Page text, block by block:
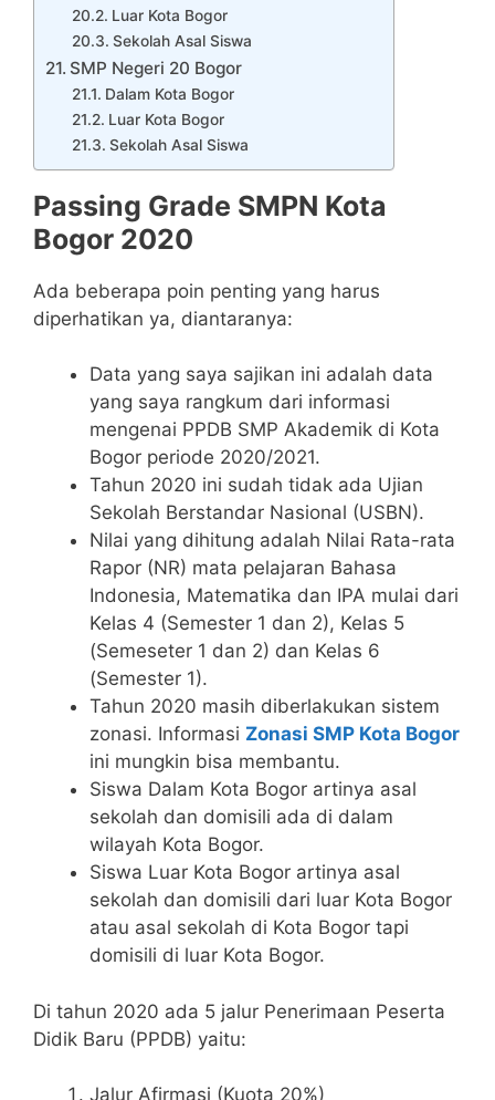
Luar Kota Bogor
Sekolah Asal Siswa
SMP Negeri 20 Bogor
Dalam Kota Bogor
Luar Kota Bogor
Sekolah Asal Siswa
Passing Grade SMPN Kota
Bogor 2020
Ada beberapa poin penting yang harus
diperhatikan ya, diantaranya:
Data yang saya sajikan ini adalah data
yang saya rangkum dari informasi
mengenai PPDB SMP Akademik di Kota
Bogor periode 2020/2021.
Tahun 2020 ini sudah tidak ada Ujian
Sekolah Berstandar Nasional (USBN).
Nilai yang dihitung adalah Nilai Rata-rata
Rapor (NR) mata pelajaran Bahasa
Indonesia, Matematika dan IPA mulai dari
Kelas 4 (Semester 1 dan 2), Kelas 5
(Semeseter 1 dan 2) dan Kelas 6
(Semester 1).
Tahun 2020 masih diberlakukan sistem
zonasi. Informasi Zonasi SMP Kota Bogor
ini mungkin bisa membantu.
Siswa Dalam Kota Bogor artinya asal
sekolah dan domisili ada di dalam
wilayah Kota Bogor.
Siswa Luar Kota Bogor artinya asal
sekolah dan domisili dari luar Kota Bogor
atau asal sekolah di Kota Bogor tapi
domisili di luar Kota Bogor.
Di tahun 2020 ada 5 jalur Penerimaan Peserta
Didik Baru (PPDB) yaitu:
Jalur Afirmasi (Kuota 20%)